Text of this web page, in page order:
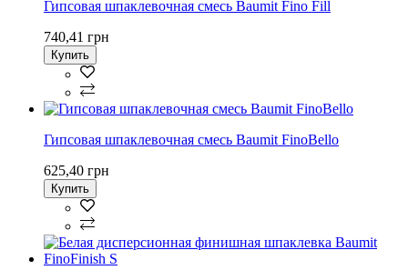
Гипсовая шпаклевочная смесь Baumit Fino Fill
740,41 грн
Купить
Гипсовая шпаклевочная смесь Baumit FinoBello
625,40 грн
Купить